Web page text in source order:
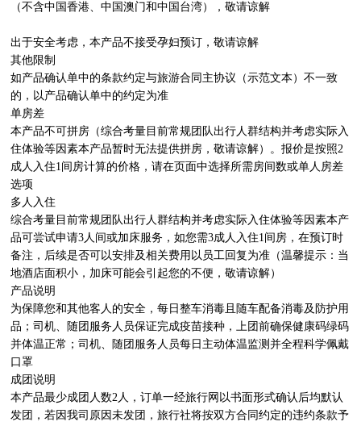
（不含中国香港、中国澳门和中国台湾），敬请谅解
出于安全考虑，本产品不接受孕妇预订，敬请谅解
其他限制
如产品确认单中的条款约定与旅游合同主协议（示范文本）不一致
的，以产品确认单中的约定为准
单房差
本产品不可拼房（综合考量目前常规团队出行人群结构并考虑实际入
住体验等因素本产品暂时无法提供拼房，敬请谅解）。报价是按照2
成人入住1间房计算的价格，请在页面中选择所需房间数或单人房差
选项
多人入住
综合考量目前常规团队出行人群结构并考虑实际入住体验等因素本产
品可尝试申请3人间或加床服务，如您需3成人入住1间房，在预订时
备注，后续是否可以安排及相关费用以员工回复为准（温馨提示：当
地酒店面积小，加床可能会引起您的不便，敬请谅解）
产品说明
为保障您和其他客人的安全，每日整车消毒且随车配备消毒及防护用
品；司机、随团服务人员保证完成疫苗接种，上团前确保健康码绿码
并体温正常；司机、随团服务人员每日主动体温监测并全程科学佩戴
口罩
成团说明
本产品最少成团人数2人，订单一经旅行网以书面形式确认后均默认
发团，若因我司原因未发团，旅行社将按双方合同约定的违约条款予